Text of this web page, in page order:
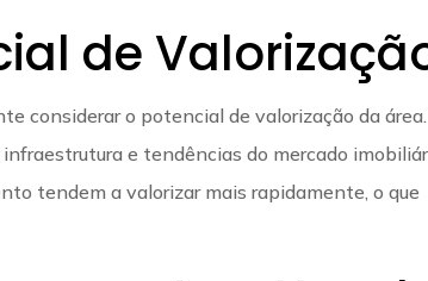
de
considerar o potencial de valorização da área.
e tendências do mercado
tendem a valorizar mais rapidamente, o que